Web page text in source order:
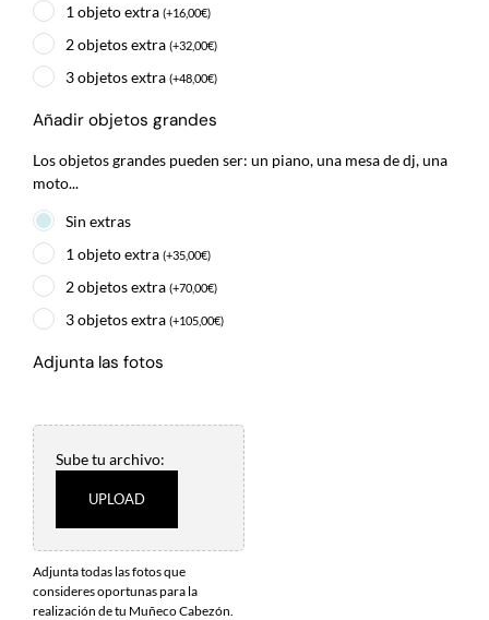
1 objeto extra (+16,00€)
2 objetos extra (+32,00€)
3 objetos extra (+48,00€)
Añadir objetos grandes
Los objetos grandes pueden ser: un piano, una mesa de dj, una
moto...
Sin extras
1 objeto extra (+35,00€)
2 objetos extra (+70,00€)
3 objetos extra (+105,00€)
Adjunta las fotos
Sube tu archivo:
UPLOAD
Adjunta todas las fotos que
consideres oportunas para la
realización de tu Muñeco Cabezón.